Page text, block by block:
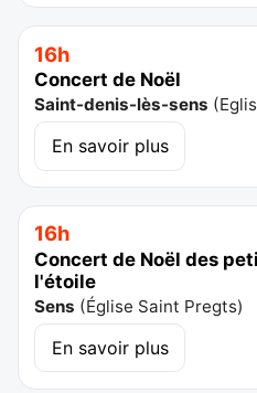
16h
Concert de Noël
Saint-denis-lès-sens (
En savoir plus
16h
Concert de Noël des
l'étoile
Sens (Église Saint Pregts)
En savoir plus